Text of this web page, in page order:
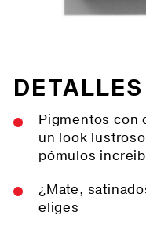
DETALLES
Pigmentos con
un look
pómulos
¿Mate,
eliges